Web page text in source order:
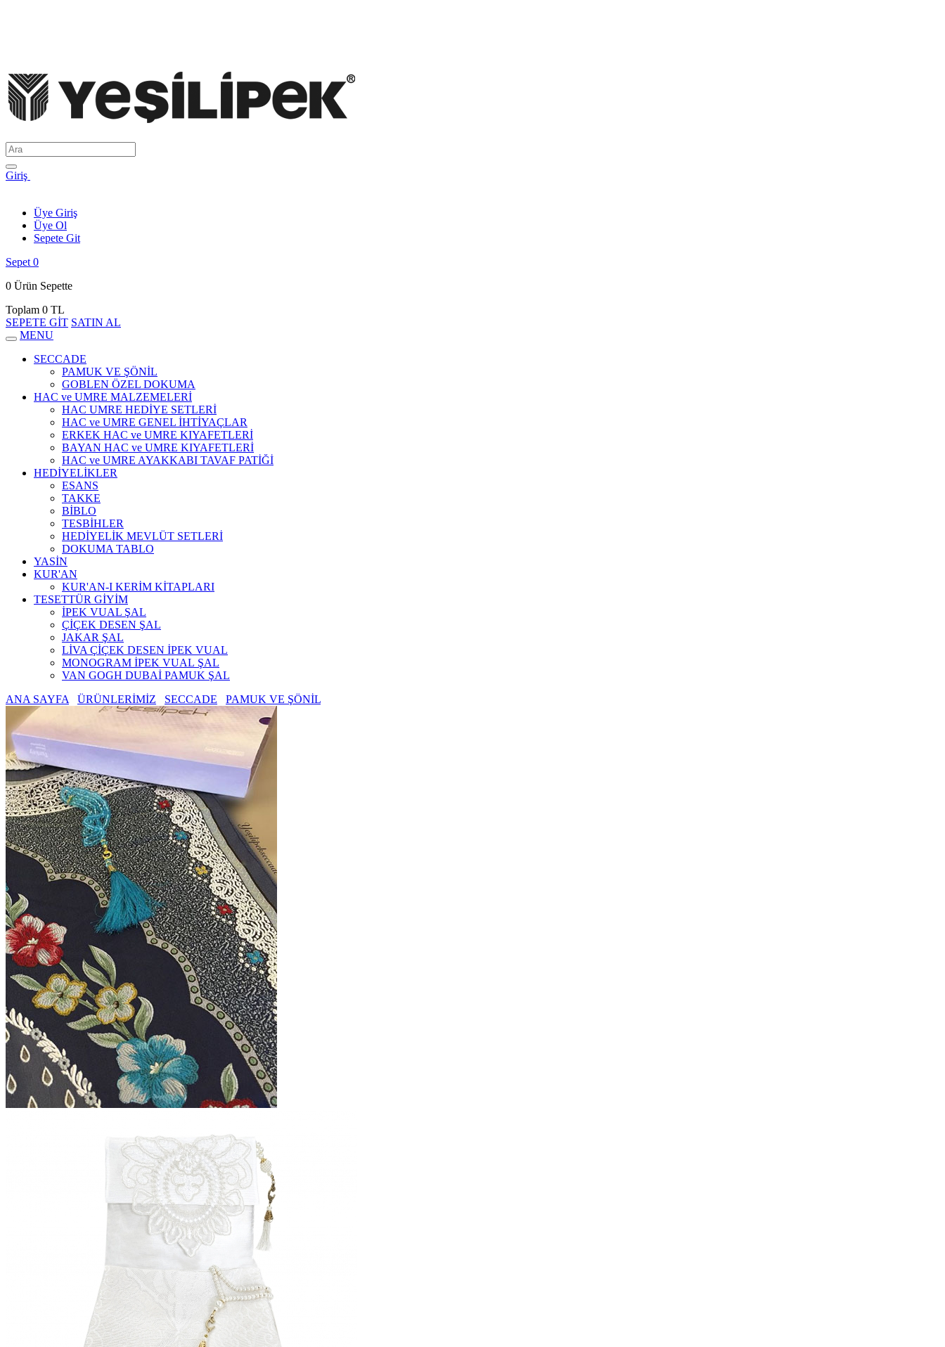
Giriş
Üye Giriş
Üye Ol
Sepete Git
Sepet 0
0 Ürün Sepette
Toplam 0 TL
SEPETE GİT SATIN AL
MENU
SECCADE
PAMUK VE ŞÖNİL
GOBLEN ÖZEL DOKUMA
HAC ve UMRE MALZEMELERİ
HAC UMRE HEDİYE SETLERİ
HAC ve UMRE GENEL İHTİYAÇLAR
ERKEK HAC ve UMRE KIYAFETLERİ
BAYAN HAC ve UMRE KIYAFETLERİ
HAC ve UMRE AYAKKABI TAVAF PATİĞİ
HEDİYELİKLER
ESANS
TAKKE
BİBLO
TESBİHLER
HEDİYELİK MEVLÜT SETLERİ
DOKUMA TABLO
YASİN
KUR'AN
KUR'AN-I KERİM KİTAPLARI
TESETTÜR GİYİM
İPEK VUAL ŞAL
ÇİÇEK DESEN ŞAL
JAKAR ŞAL
LİVA ÇİÇEK DESEN İPEK VUAL
MONOGRAM İPEK VUAL ŞAL
VAN GOGH DUBAİ PAMUK ŞAL
ANA SAYFA
ÜRÜNLERİMİZ SECCADE PAMUK VE ŞÖNİL